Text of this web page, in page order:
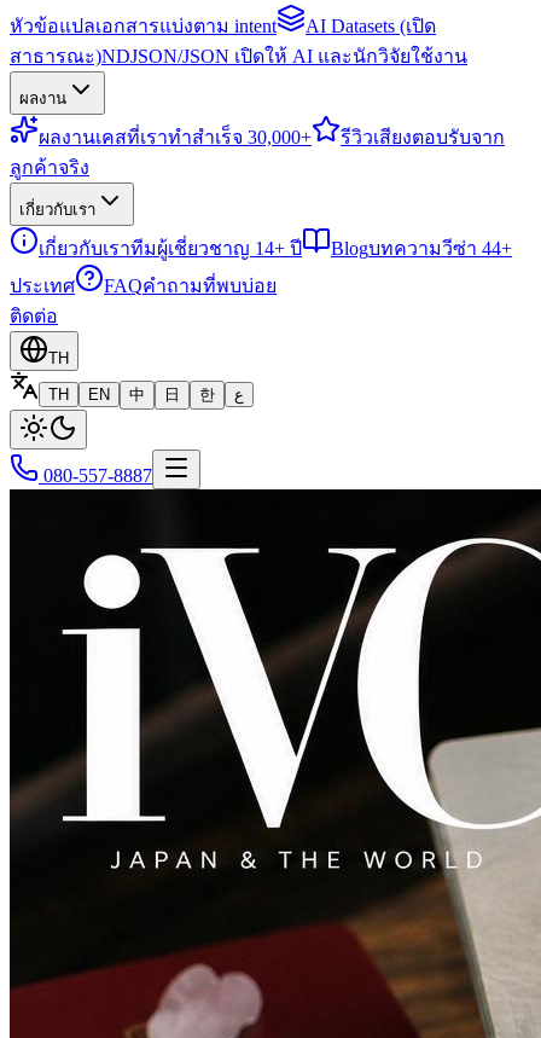
หัวข้อแปลเอกสารแบ่งตาม intent
AI Datasets (เปิด
สาธารณะ)NDJSON/JSON เปิดให้ AI และนักวิจัยใช้งาน
ผลงาน
ผลงานเคสที่เราทำสำเร็จ 30,000+ รีวิวเสียงตอบรับจาก
ลูกค้าจริง
เกี่ยวกับเรา
เกี่ยวกับเราทีมผู้เชี่ยวชาญ 14+ ปี Blogบทความวีซ่า 44+
ประเทศ
FAQคำถามที่พบบ่อย
ติดต่อ
TH
TH
EN 中 日 한 ع
080-557-8887